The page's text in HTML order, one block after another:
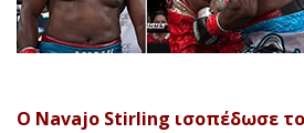
Ο Navajo Stirling ισοπέδωσε